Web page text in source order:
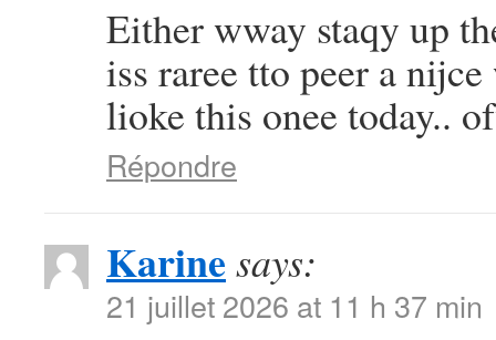
Either wway staqy up
iss raree tto peer a
lioke this onee today..
Répondre
Karine says:
21 juillet 2026 at 11 h 37 min